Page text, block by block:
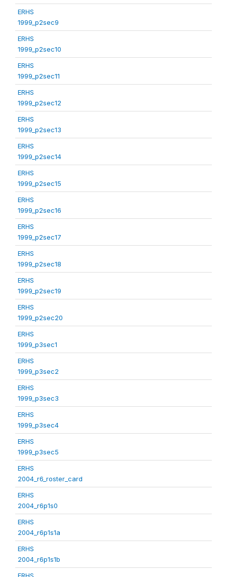
ERHS
1999_p2sec9
ERHS
1999_p2sec10
ERHS
1999_p2sec11
ERHS
1999_p2sec12
ERHS
1999_p2sec13
ERHS
1999_p2sec14
ERHS
1999_p2sec15
ERHS
1999_p2sec16
ERHS
1999_p2sec17
ERHS
1999_p2sec18
ERHS
1999_p2sec19
ERHS
1999_p2sec20
ERHS
1999_p3sec1
ERHS
1999_p3sec2
ERHS
1999_p3sec3
ERHS
1999_p3sec4
ERHS
1999_p3sec5
ERHS
2004_r6_roster_card
ERHS
2004_r6p1s0
ERHS
2004_r6p1s1a
ERHS
2004_r6p1s1b
ERHS